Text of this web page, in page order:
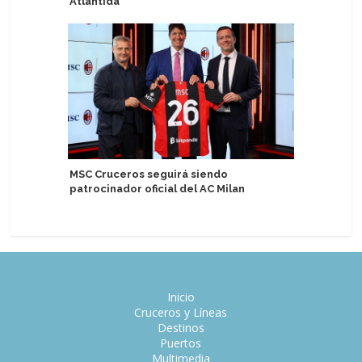
MSC Cruceros seguirá siendo
patrocinador oficial del AC Milan
Inicio
Cruceros y Líneas
Destinos
Puertos
Multimedia